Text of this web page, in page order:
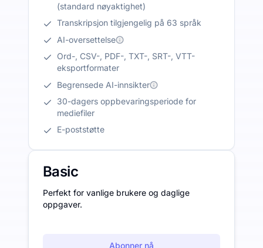
(standard nøyaktighet)
Transkripsjon tilgjengelig på 63 språk
AI-oversettelse
Ord-, CSV-, PDF-, TXT-, SRT-, VTT-
eksportformater
Begrensede AI-innsikter
30-dagers oppbevaringsperiode for
mediefiler
E-poststøtte
Basic
Perfekt for vanlige brukere og daglige
oppgaver.
Abonner nå